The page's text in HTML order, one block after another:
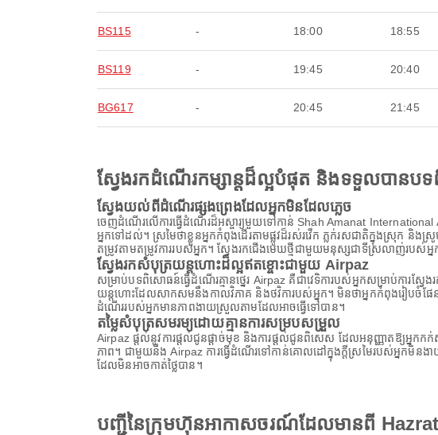
BS115 - 18:00 18:55
BS119 - 19:45 20:40
BG617 - 20:45 21:45
ស្វែងរកដំណើរកម្សាន្តដ៏ល្អបំផុត និងទទួលបានប
ស្វែងយល់ពីដំណើរផ្សងព្រេងដែលអ្នកមិនដែលភ្លេច
ចេញដំណើរលើការធ្វើដំណើរដ៏អស្ចារ្យមួយទៅកាន់ Shah Amanat
អ្នកទៅដល់។ ស្រមៃថាខ្លួនអ្នកកំពុងដើរតាមផ្លូវដ៏រស់រវើក ភ្លក់រសជាតិក្នុងស្រុ
តម្រូវតាមតម្រូវការរបស់អ្នក។ ស្វែងរកជើងមេឃថ្មីជាមួយមនុស្សជាទីស្រលាញ់របស់
ស្វែងរកសំបុត្រយន្តហោះដ៏ល្អឥតខ្ចោះជាមួយ Airpaz
សម្រាប់បទពិសោធន៍ធ្វើដំណើរគ្មានថ្នេរ Airpaz គឺជាវេទិការបស់អ្នកសម្រាប់ក
យន្តហោះដែលសាកសមនឹងកាលវិភាគ និងថវិការបស់អ្នក។ មិនថាអ្នកកំពុងរៀបចំផែ
ដំណើររបស់អ្នកមានភាពងាយស្រួលតាមដែលអាចធ្វើទៅបាន។
តម្លៃសំបុត្រសមរម្យដោយគ្មានការសម្របសម្រួល
Airpaz ផ្តល់នូវការផ្តល់ជូនផ្តាច់មុខ និងការផ្តល់ជូនពិសេស ដែលអនុញ្ញាតឱ្យអ្នក
ភាព។ ជាមួយនឹង Airpaz ការធ្វើដំណើរទៅកាន់គោលដៅក្នុងក្តីស្រមៃរបស់អ្នកមិ
ដែលមិនអាចកាត់ថ្លៃបាន។
បញ្ជីនៃក្រុមហ៊ុនអាកាសចរណ៍ដែលមានពី